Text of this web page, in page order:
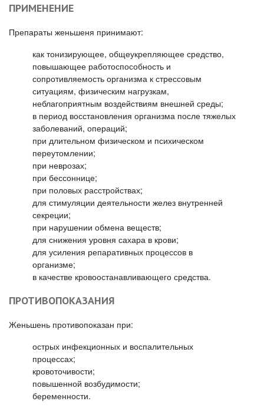
ПРИМЕНЕНИЕ
Препараты женьшеня принимают:
как тонизирующее, общеукрепляющее средство,
повышающее работоспособность и
сопротивляемость организма к стрессовым
ситуациям, физическим нагрузкам,
неблагоприятным воздействиям внешней среды;
в период восстановления организма после тяжелых
заболеваний, операций;
при длительном физическом и психическом
переутомлении;
при неврозах;
при бессоннице;
при половых расстройствах;
для стимуляции деятельности желез внутренней
секреции;
при нарушении обмена веществ;
для снижения уровня сахара в крови;
для усиления репаративных процессов в
организме;
в качестве кровоостанавливающего средства.
ПРОТИВОПОКАЗАНИЯ
Женьшень противопоказан при:
острых инфекционных и воспалительных
процессах;
кровоточивости;
повышенной возбудимости;
беременности.